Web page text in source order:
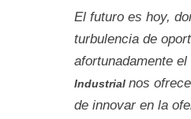
El futuro es hoy,
turbulencia de
afortunadamente el
Industrial nos
de innovar en la